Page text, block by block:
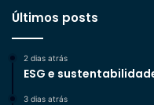
Últimos posts
2 dias atrás
ESG e
3 dias atrás